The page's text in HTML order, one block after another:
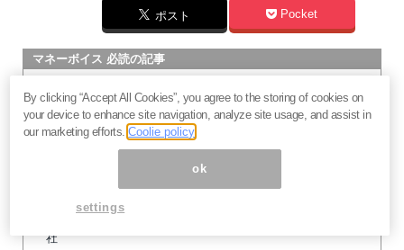
ポスト Pocket
マネーボイス 必読の記事
将来性とリスク
過去最高益「サンリオ」は買いか？決算で見えた“強い事
業”と“脆い統治”の同居
村田製作所なぜ株価3.8倍急騰？AIデータセンター需要の期待
社
By clicking “Accept All Cookies”, you agree to the storing of cookies on
your device to enhance site navigation, analyze site usage, and assist in
our marketing efforts.Coolie policy
ok
settings